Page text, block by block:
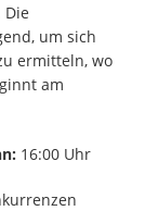
Die
um sich
ermitteln, wo
am
16:00 Uhr